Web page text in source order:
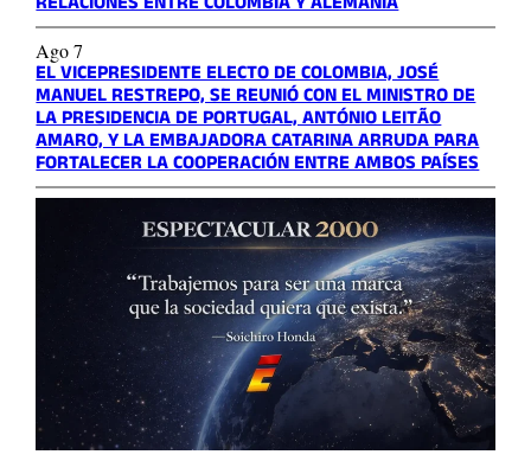
Ago 7
EL VICEPRESIDENTE ELECTO DE COLOMBIA, JOSÉ
MANUEL RESTREPO, SE REUNIÓ CON EL MINISTRO DE
LA PRESIDENCIA DE PORTUGAL, ANTÓNIO LEITÃO
AMARO, Y LA EMBAJADORA CATARINA ARRUDA PARA
FORTALECER LA COOPERACIÓN ENTRE AMBOS PAÍSES